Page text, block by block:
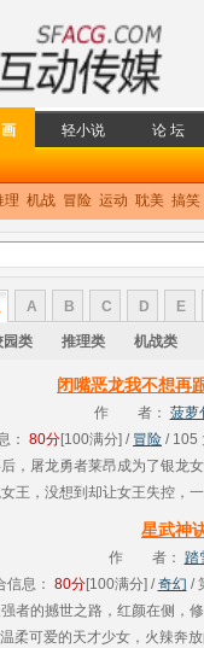
轻小说 论 坛
理 机战 冒险 运动 耽美 搞笑
A B C D E
园类 推理类 机战类
闭嘴恶龙我不想再
作 者： 菠萝
： 80分[100满分] / 冒险 / 105
，屠龙勇者莱昂成为了银龙
王，没想到却让女王失控，
辱活一辈子，也算是不枉屠龙
星武神
作 者： 踏
信息： 80分[100满分] /奇幻 /
者的撼世之路，红颜在侧，
柔可爱的天才少女，火辣奔